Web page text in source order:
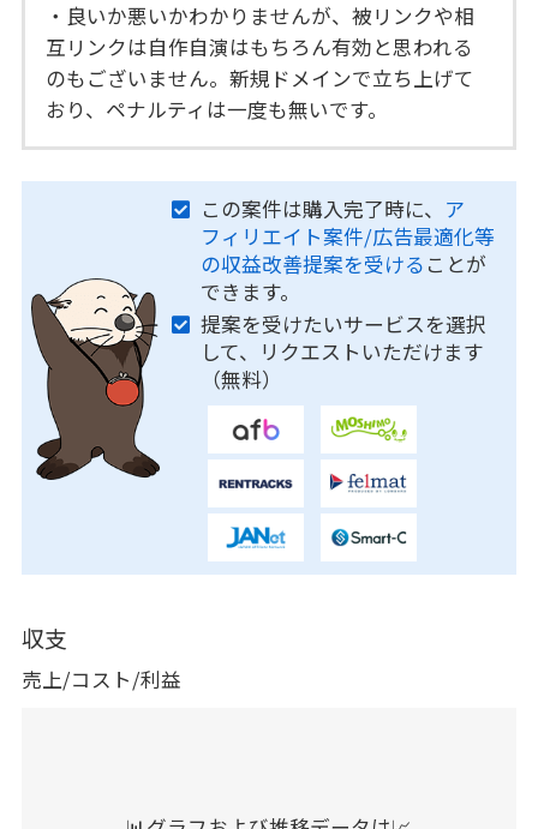
・良いか悪いかわかりませんが、被リンクや相
互リンクは自作自演はもちろん有効と思われる
のもございません。新規ドメインで立ち上げて
おり、ペナルティは一度も無いです。
この案件は購入完了時に、 ア
フィリエイト案件/広告最適化等
の収益改善提案を受ける ことが
できます。
提案を受けたいサービスを選択
して、リクエストいただけます
（無料）
収支
売上/コスト/利益